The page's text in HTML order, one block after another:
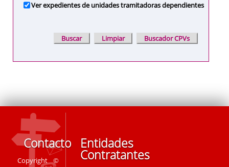
Ver expedientes de unidades tramitadoras dependientes
Contacto
Copyright ©
Entidades
Contratantes